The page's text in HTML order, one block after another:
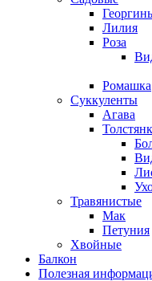
Лилия
Роза
Ромашка
Суккуленты
Агава
Травянистые
Мак
Петуния
Хвойные
Балкон
Полезная